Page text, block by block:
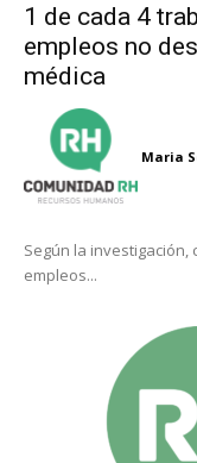
1 de cada 4
empleos no
médica
Maria
Según la
empleos...